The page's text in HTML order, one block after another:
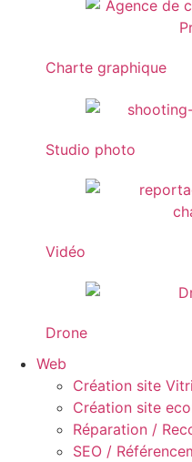
Charte graphique
Studio photo
Vidéo
Drone
Web
Création site
Création site
Réparation /
SEO /